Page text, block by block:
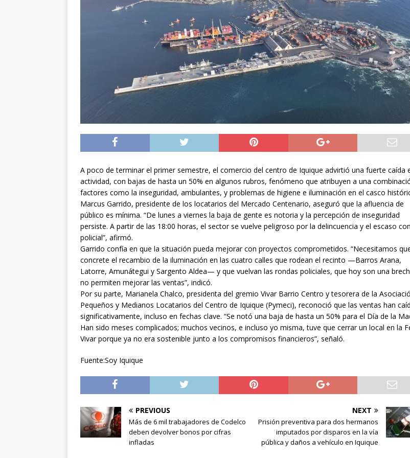
Diputado Álvaro Jofre alerta por el futuro del Casino Municipal de
Iquique
DEPORTES
[ 05/08/2026 ] Concejo Municipal aprueba proyecto para mejorar el alumbrado
público del sector El Boro
ALTO HOSPICIO
[ 06/08/2026 ] El papa León XIV viajará a Uruguay, Argentina y Perú del 6 al 17 de
INTERNACIONAL
A poco de terminar el primer semestre, el comercio del centro de Iquique advirtió una fuerte caída
actividad, con bajas de hasta un 50% en algunos rubros, fenómeno que atribuyen a una
factores como la inseguridad, ambulantes, y problemas de higiene e iluminación en el casco
Marcus Garrido, presidente de los locatarios del Mercado Centenario, aseguró que la afluencia de
público es mínima. “De lunes a viernes la baja de gente es notoria y la percepción de inseguridad
persiste. A partir de las 18:00 horas, el sector se vuelve peligroso por la delincuencia y el escaso
policial”, afirmó.
Garrido confía en que la situación pueda mejorar con proyectos comprometidos. “Necesitamos
concrete el recambio de la iluminación en las cuatro calles que rodean el recinto —Barros Arana,
Latorre, Amunátegui y Sargento Aldea— y que vuelvan las rondas policiales, que hoy son una
no permiten mejorar las ventas”, indicó.
Por su parte, Marianela Chalco, presidenta del gremio Vivar Barrio Centro y tesorera de la
Pequeños y Medianos Locatarios del Centro de Iquique (Pymeci), reconoció que las ventas han
significativamente, incluso en fechas clave. “Se notó una baja de hasta un 50% para el Día de la
Han sido meses complicados; muchos vecinos, e incluso yo misma, tuve que cerrar un local en la
Vivar porque ya no era sostenible junto a los compromisos financieros”, señaló.
Fuente:Soy Iquique
PREVIOUS
Más de 6 mil trabajadores de Codelco
deben devolver bonos por cifras
infladas
NEXT
Prisión preventiva para dos hermanos
imputados por disparos en la vía
pública y daños a vehículo en Iquique